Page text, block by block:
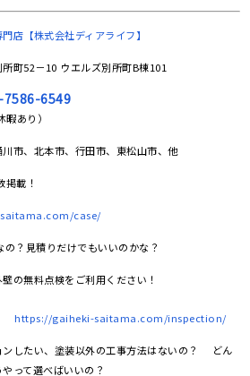
店【株式会社ディアライフ】
町52－10 ウエルズ別所町B棟101
7586-6549
あり）
市、北本市、行田市、東松山市、他
載！
case/
？見積りだけでもいいのかな？
無料点検をご利用ください！
https://gaiheki-saitama.com/inspection/
したい、塗装以外の工事方法はないの？ どん
って選べばいいの？